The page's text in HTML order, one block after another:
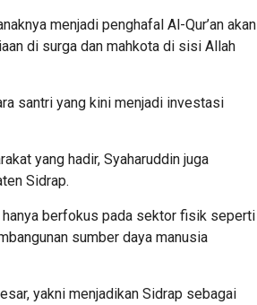
menjadi penghafal Al-Qur’an akan
di surga dan mahkota di sisi Allah
santri yang kini menjadi investasi
yang hadir, Syaharuddin juga
Sidrap.
berfokus pada sektor fisik seperti
sumber daya manusia
yakni menjadikan Sidrap sebagai